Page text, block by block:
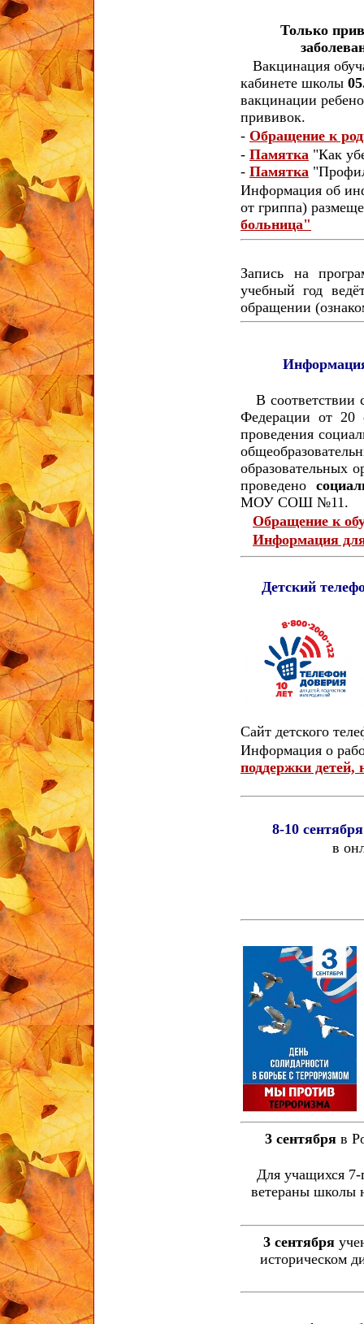
Только
Вакцинация
кабинете школы
вакцинации
прививок.
- Обращение к
- Памятка "Как
- Памятка
Информация об
от гриппа)
больница"
Запись на
учебный год
обращении
В соответствии
Федерации от 20
проведения
образовательных
проведено
МОУ СОШ №11.
Обращение к
Информация
Детский
Сайт детского
Информация о
поддержки детей,
8-10
в
3 сентября в
Для учащихся 7-
ветераны школы
3 сентября
историческом